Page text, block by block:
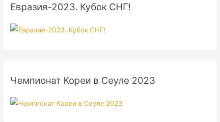
Евразия-2023. Кубок СНГ!
Чемпионат Кореи в Сеуле 2023